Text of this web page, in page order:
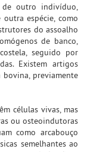
de outro indivíduo,
espécie, como
do assoalho
de banco,
seguido por
Existem artigos
bovina, previamente
células vivas, mas
ou osteoindutoras
como arcabouço
semelhantes ao